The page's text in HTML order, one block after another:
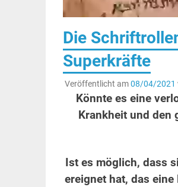
Die
Superkräfte
Veröffentlicht am08/04/2021
Könnte es eine
Krankheit und den
Ist es möglich, dass
ereignet hat, das